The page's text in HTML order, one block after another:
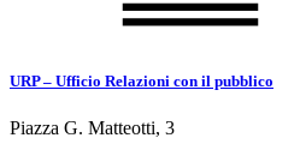
URP – Ufficio Relazioni con il pubblico
Piazza G. Matteotti, 3